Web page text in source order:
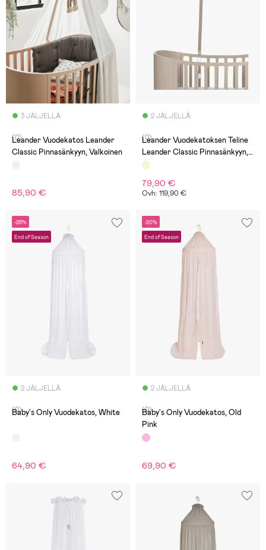
3 JÄLJELLÄ
(0)
Leander Vuodekatos Leander
Classic Pinnasänkyyn, Valkoinen
85,90 €
2 JÄLJELLÄ
(0)
Leander Vuodekatoksen Teline
Leander Classic Pinnasänkyyn,
Cappuccino
79,90 €
Ovh: 119,90 €
-26%
End of Season
2 JÄLJELLÄ
(0)
Baby's Only Vuodekatos, White
64,90 €
-20%
End of Season
2 JÄLJELLÄ
(0)
Baby's Only Vuodekatos, Old
Pink
69,90 €